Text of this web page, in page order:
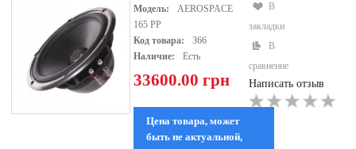
Модель:
AEROSPACE
165 PP
Код товара:
366
Наличие:
Есть
33600.00 грн
Цена товара, может
быть не актуальной,
В
закладки
В
сравнение
Написать отзыв